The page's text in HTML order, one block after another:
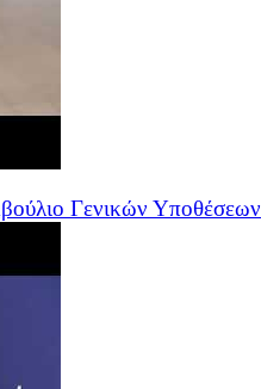
Γενικών Υποθέσεων